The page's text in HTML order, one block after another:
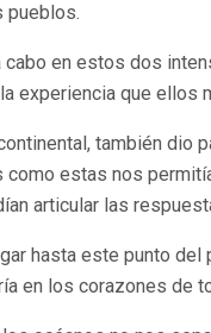
pueblos.
cabo en estos dos
experiencia que ellos
también dio
como estas nos
articular las
hasta este punto
en los corazones de